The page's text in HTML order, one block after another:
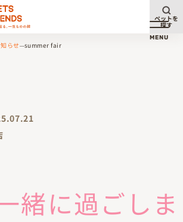
メニ
MENU
ペットを
探す
らせ summer fair
緒に過ごしま